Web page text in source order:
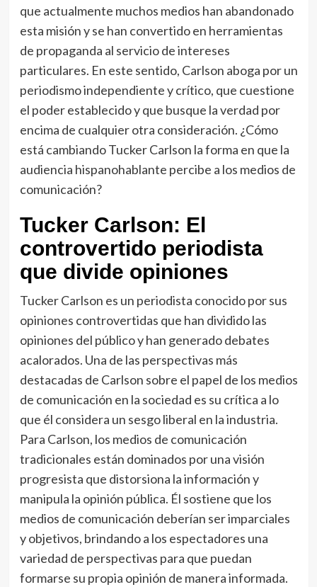
que actualmente muchos medios han abandonado
esta misión y se han convertido en herramientas
de propaganda al servicio de intereses
particulares. En este sentido, Carlson aboga por un
periodismo independiente y crítico, que cuestione
el poder establecido y que busque la verdad por
encima de cualquier otra consideración. ¿Cómo
está cambiando Tucker Carlson la forma en que la
audiencia hispanohablante percibe a los medios de
comunicación?
Tucker Carlson: El
controvertido periodista
que divide opiniones
Tucker Carlson es un periodista conocido por sus
opiniones controvertidas que han dividido las
opiniones del público y han generado debates
acalorados. Una de las perspectivas más
destacadas de Carlson sobre el papel de los medios
de comunicación en la sociedad es su crítica a lo
que él considera un sesgo liberal en la industria.
Para Carlson, los medios de comunicación
tradicionales están dominados por una visión
progresista que distorsiona la información y
manipula la opinión pública. Él sostiene que los
medios de comunicación deberían ser imparciales
y objetivos, brindando a los espectadores una
variedad de perspectivas para que puedan
formarse su propia opinión de manera informada.